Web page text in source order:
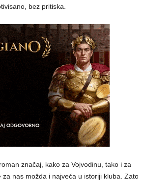
bez pritiska.
značaj, kako za Vojvodinu, tako i za
za nas možda i najveća u istoriji kluba. Zato